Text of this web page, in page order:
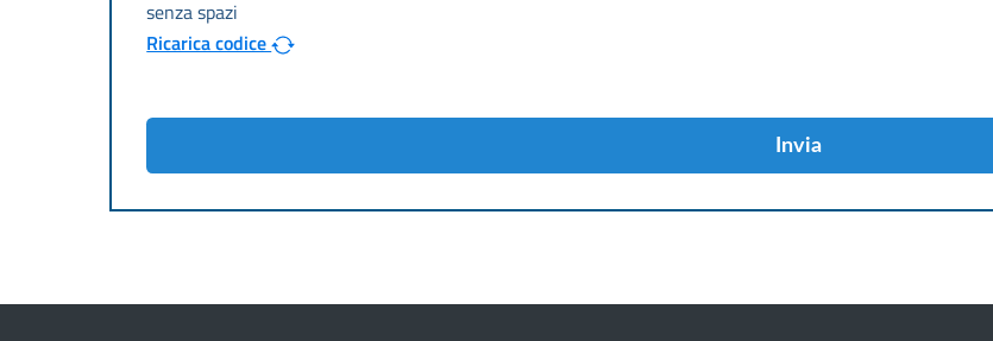
Ricarica codice
Invia